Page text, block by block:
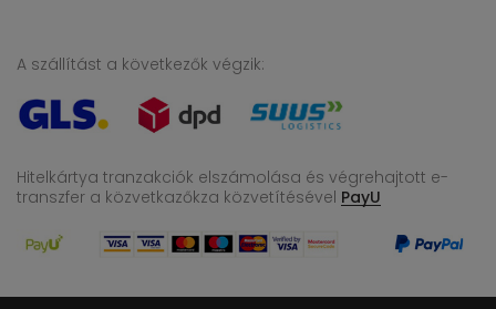
A szállítást a következők végzik:
Hitelkártya tranzakciók elszámolása és végrehajtott e-
transzfer a közvetkazőkza közvetítésével PayU